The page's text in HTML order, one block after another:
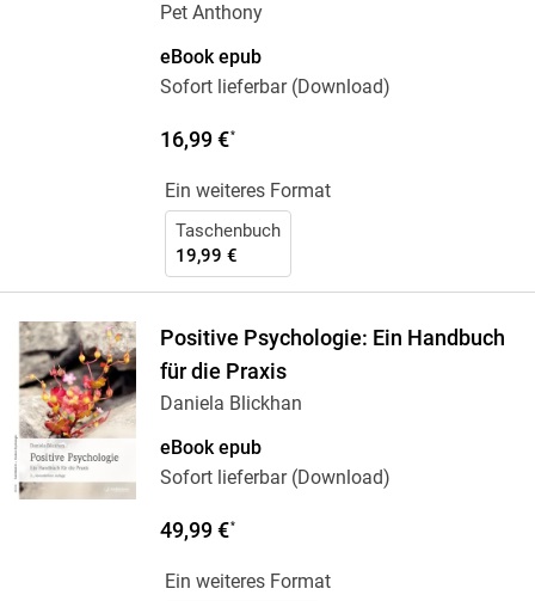
Pet Anthony
eBook epub
Sofort lieferbar (Download)
16,99 €*
Ein weiteres Format
Taschenbuch
19,99 €
Positive Psychologie: Ein Handbuch
für die Praxis
Daniela Blickhan
eBook epub
Sofort lieferbar (Download)
49,99 €*
Ein weiteres Format